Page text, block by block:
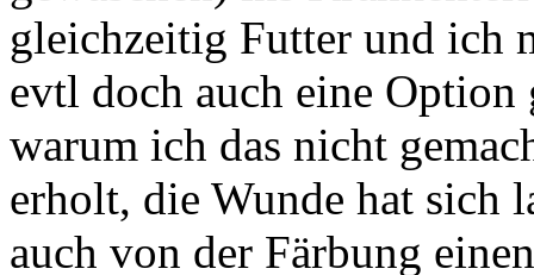
gleichzeitig Futter und ich
evtl doch auch eine
warum ich das nicht
erholt, die Wunde hat sich
auch von der Färbung